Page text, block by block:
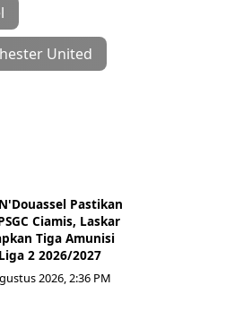
United
Pastikan
Ciamis, Laskar
Tiga Amunisi
2 2026/2027
2026, 2:36 PM